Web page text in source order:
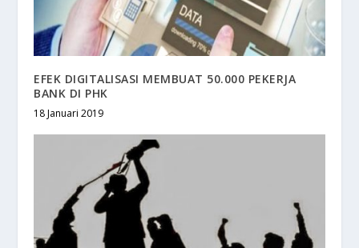
EFEK DIGITALISASI MEMBUAT 50.000 PEKERJA
BANK DI PHK
18 Januari 2019